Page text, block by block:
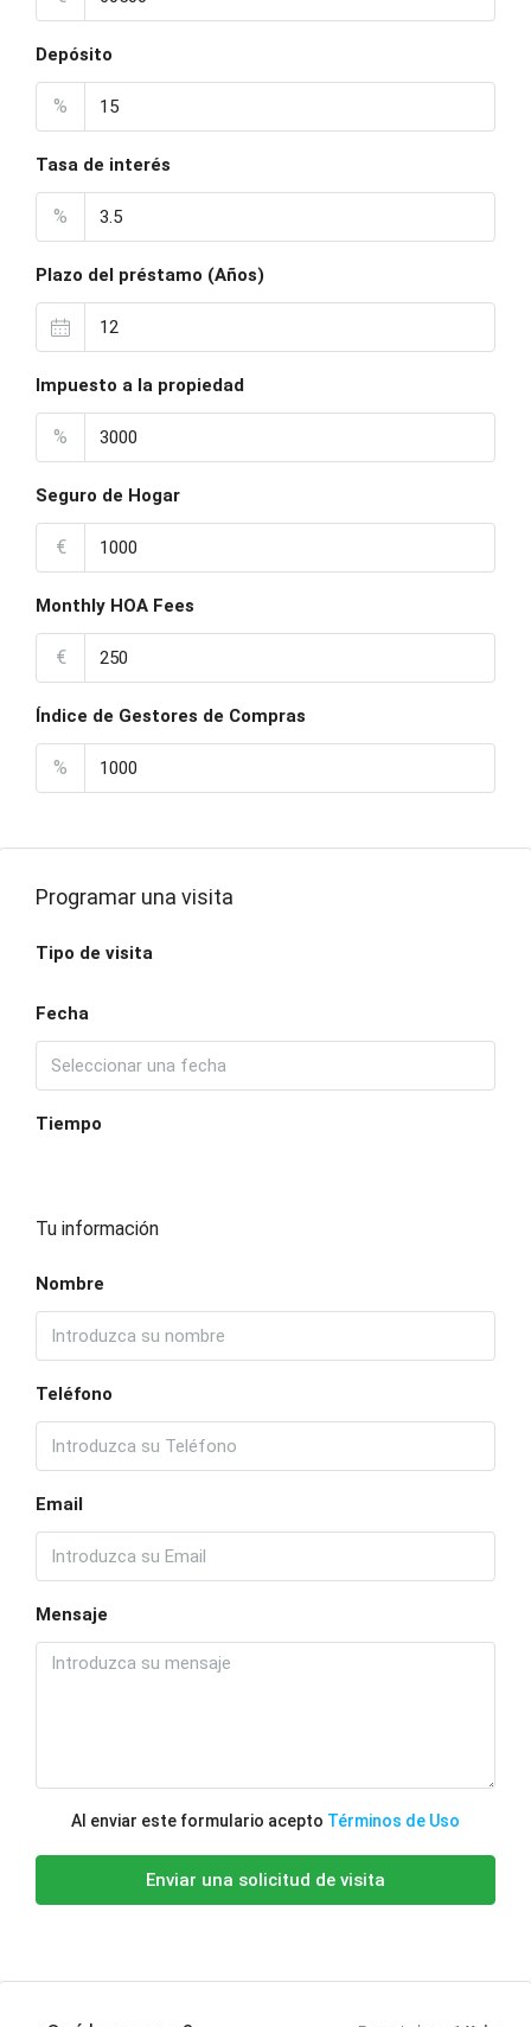
Depósito
%
Tasa de interés
%
Plazo del préstamo (Años)
Impuesto a la propiedad
%
Seguro de Hogar
€
Monthly HOA Fees
€
Índice de Gestores de Compras
%
Programar una visita
Tipo de visita
Fecha
Tiempo
Tu información
Nombre
Teléfono
Email
Mensaje
Al enviar este formulario acepto Términos de Uso
Enviar una solicitud de visita